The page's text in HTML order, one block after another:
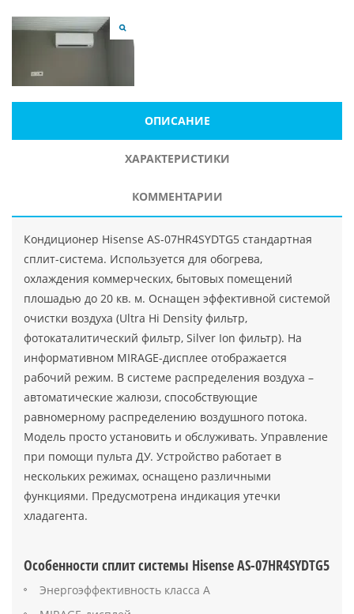
ОПИСАНИЕ
ХАРАКТЕРИСТИКИ
КОММЕНТАРИИ
Кондиционер Hisense AS-07HR4SYDTG5 стандартная
сплит-система. Используется для обогрева,
охлаждения коммерческих, бытовых помещений
плошадью до 20 кв. м. Оснащен эффективной системой
очистки воздуха (Ultra Hi Density фильтр,
фотокаталитический фильтр, Silver Ion фильтр). На
информативном MIRAGE-дисплее отображается
рабочий режим. В системе распределения воздуха –
автоматические жалюзи, способствующие
равномерному распределению воздушного потока.
Модель просто установить и обслуживать. Управление
при помощи пульта ДУ. Устройство работает в
нескольких режимах, оснащено различными
функциями. Предусмотрена индикация утечки
хладагента.
Особенности сплит системы Hisense AS-07HR4SYDTG5
Энергоэффективность класса А